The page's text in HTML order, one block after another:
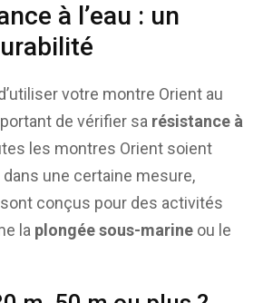
à l’eau : un
votre montre Orient au
de vérifier sa résistance à
les montres Orient soient
dans une certaine mesure,
conçus pour des activités
la plongée sous-marine ou le